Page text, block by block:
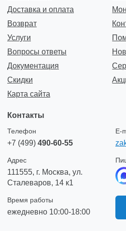
Доставка и оплата
Возврат
Услуги
Вопросы ответы
Документация
Скидки
Карта сайта
Контакты
Телефон
+7 (499) 490-60-55
E-
Адрес
111555, г. Москва, ул.
Сталеваров, 14 к1
Время работы
ежедневно 10:00-18:00